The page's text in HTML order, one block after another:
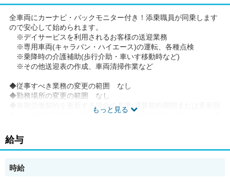
もっと見る
全車両にカーナビ・バックモニター付き！添乗職員が同乗します
ので安心して始められます。
※デイサービスを利用されるお客様の送迎業務
※専用車両(キャラバン・ハイエース)の運転、各種点検
※乗降時の介護補助(歩行介助・車いす移動時など)
※その他送迎表の作成、車両清掃作業など
◆従事すべき業務の変更の範囲 なし
◆勤務場所の変更の範囲 なし
◆有期労働契約を更新する場合の基準(通算契約期間または更新回
数の上限)就業規則に定める禁止行為・懲戒事由等に該当しない場
◆ご希望があれば、通勤可能な範囲内で同一求人を掲載している
他事業所も併せて選考が可能です。
給与
時給